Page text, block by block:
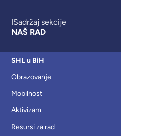
ISadržaj sekcije
NAŠ RAD
SHL u BiH
Obrazovanje
Mobilnost
Aktivizam
Resursi za rad